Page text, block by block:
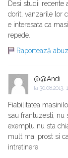
Desi studii recente
dorit, vanzarile lor
e interesata ca
repede.
Raportează abuz
@@Andi
la 30.08.2013,
Fiabilitatea
sau frantuzesti, nu
exemplu nu sta
mult mai prost si
intretinere.